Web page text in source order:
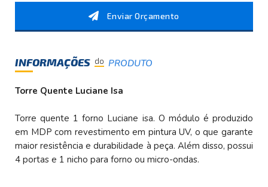
Enviar Orçamento
INFORMAÇÕES do PRODUTO
Torre Quente Luciane Isa
Torre quente 1 forno Luciane isa. O módulo é produzido
em MDP com revestimento em pintura UV, o que garante
maior resistência e durabilidade à peça. Além disso, possui
4 portas e 1 nicho para forno ou micro-ondas.